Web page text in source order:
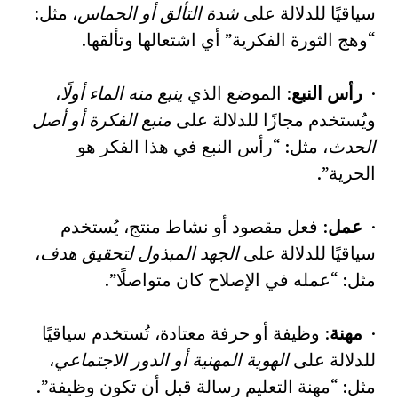
سياقيًا للدلالة على شدة التألق أو الحماس، مثل:
“وهج الثورة الفكرية” أي اشتعالها وتألقها.
· رأس النبع: الموضع الذي ينبع منه الماء أولًا،
ويُستخدم مجازًا للدلالة على منبع الفكرة أو أصل
الحدث، مثل: “رأس النبع في هذا الفكر هو
الحرية”.
· عمل: فعل مقصود أو نشاط منتج، يُستخدم
سياقيًا للدلالة علىالجهد المبذول لتحقيق هدف،
مثل: “عمله في الإصلاح كان متواصلًا”.
· مهنة: وظيفة أو حرفة معتادة، تُستخدم سياقيًا
للدلالة علىالهوية المهنية أو الدور الاجتماعي،
مثل: “مهنة التعليم رسالة قبل أن تكون وظيفة”.